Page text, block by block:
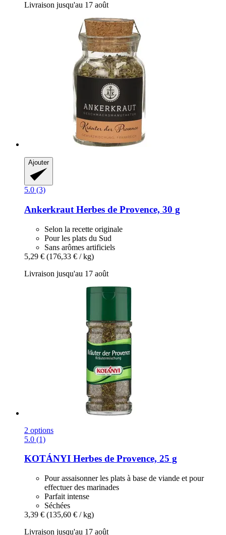
Livraison jusqu'au 17 août
Ajouter
5.0 (3)
Ankerkraut Herbes de Provence, 30 g
Selon la recette originale
Pour les plats du Sud
Sans arômes artificiels
5,29 € (176,33 € / kg)
Livraison jusqu'au 17 août
2 options
5.0 (1)
KOTÁNYI Herbes de Provence, 25 g
Pour assaisonner les plats à base de viande et pour
effectuer des marinades
Parfait intense
Séchées
3,39 € (135,60 € / kg)
Livraison jusqu'au 17 août